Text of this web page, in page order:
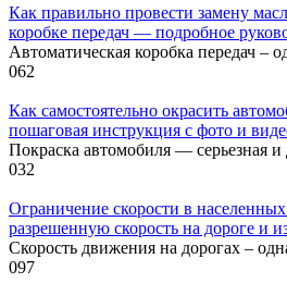
Как правильно провести замену
коробке передач — подробное
Автоматическая коробка передач –
062
Как самостоятельно окрасить
пошаговая инструкция с фото и
Покраска автомобиля — серьезная и
032
Ограничение скорости в
разрешенную скорость на дороге и
Скорость движения на дорогах –
097